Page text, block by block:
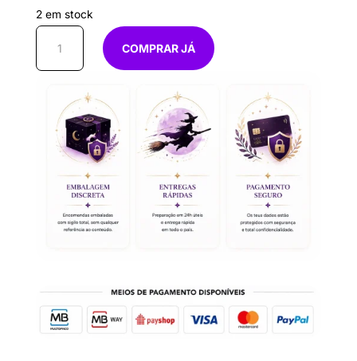
2 em stock
Quantidade
Azeviche
Figa
COMPRAR JÁ